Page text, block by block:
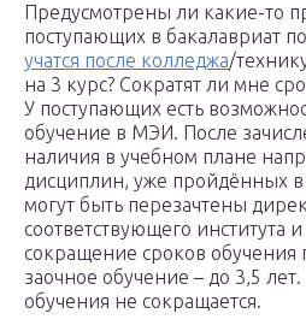
Предусмотрены ли какие-то
поступающих в бакалавриат
учатся после колледжа/
на 3 курс? Сократят ли мне
У поступающих есть
обучение в МЭИ. После
наличия в учебном плане
дисциплин, уже пройдённых
могут быть перезачтены
соответствующего института
сокращение сроков обучения
заочное обучение – до 3,5
обучения не сокращается.